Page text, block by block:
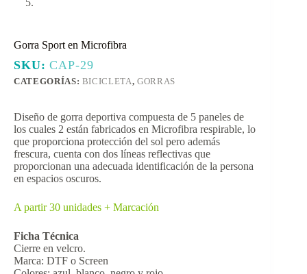
Gorra Sport en Microfibra
SKU:CAP-29
CATEGORÍAS: BICICLETA, GORRAS
Diseño de gorra deportiva compuesta de 5 paneles de
los cuales 2 están fabricados en Microfibra respirable, lo
que proporciona protección del sol pero además
frescura, cuenta con dos líneas reflectivas que
proporcionan una adecuada identificación de la persona
en espacios oscuros.
A partir 30 unidades + Marcación
Ficha Técnica
Cierre en velcro.
Marca: DTF o Screen